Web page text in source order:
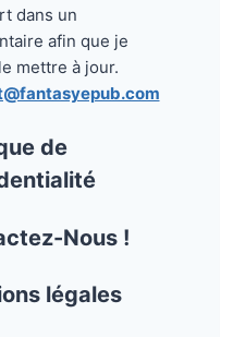
dans un
afin que je
mettre à jour.
de
Nous !
légales